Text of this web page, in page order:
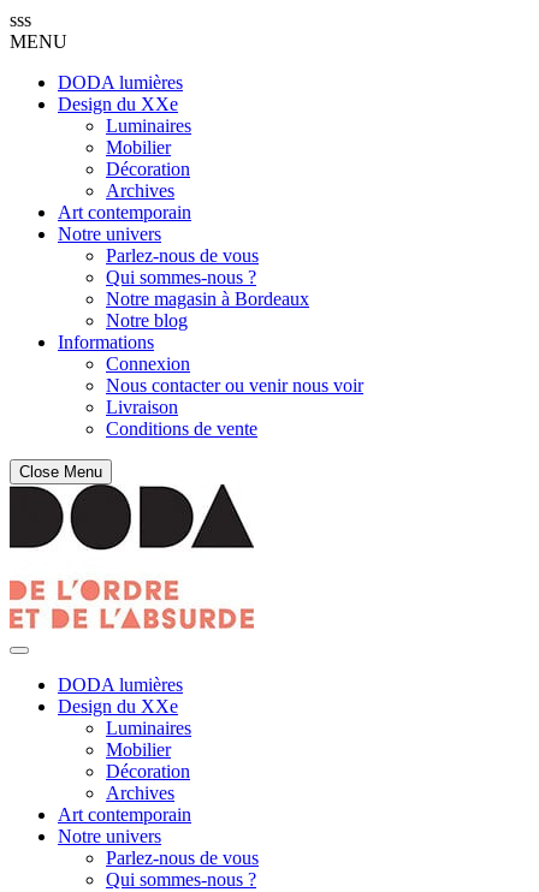
sss
MENU
DODA lumières
Design du XXe
Luminaires
Mobilier
Décoration
Archives
Art contemporain
Notre univers
Parlez-nous de vous
Qui sommes-nous ?
Notre magasin à Bordeaux
Notre blog
Informations
Connexion
Nous contacter ou venir nous voir
Livraison
Conditions de vente
Close Menu
DODA lumières
Design du XXe
Luminaires
Mobilier
Décoration
Archives
Art contemporain
Notre univers
Parlez-nous de vous
Qui sommes-nous ?